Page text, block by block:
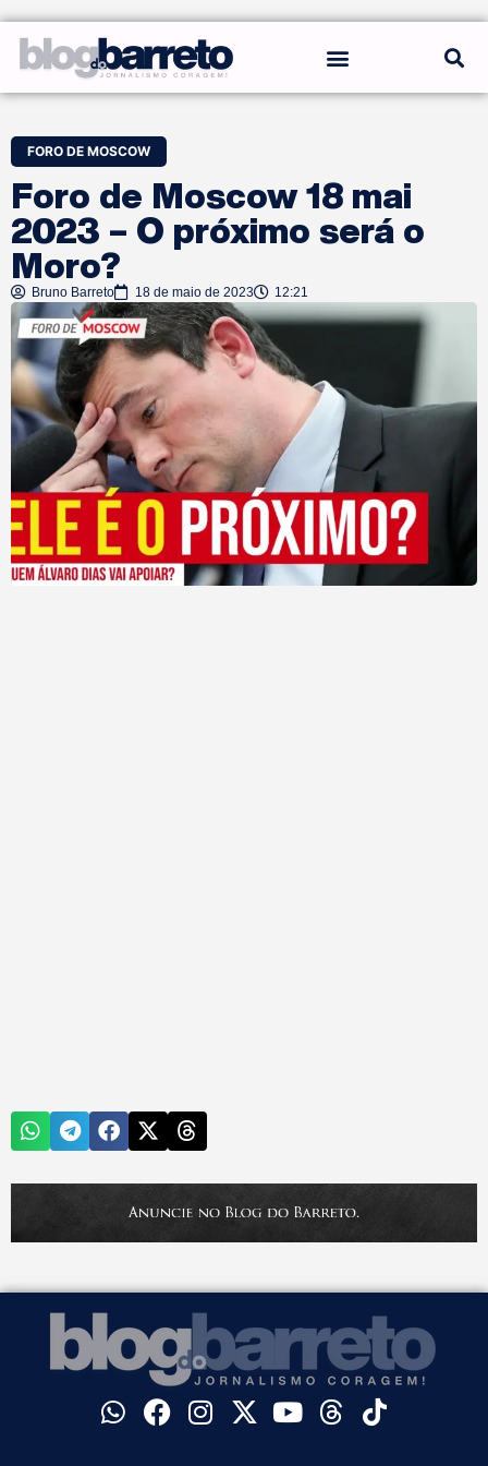
FORO DE MOSCOW
Foro de Moscow 18 mai
2023 – O próximo será o
Moro?
Bruno Barreto 18 de maio de 2023 12:21